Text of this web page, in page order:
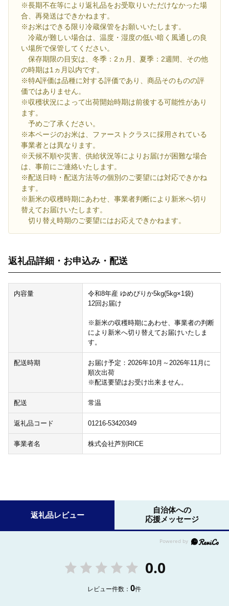
※長期不在等により返礼品をお受取りいただけなかった場
合、再発送はできかねます。
※お米はできる限り冷蔵保管をお願いいたします。
冷蔵が難しい場合は、温度・湿度の低い暗く風通しの良
い場所で保管してください。
保存期限の目安は、冬季：2ヵ月、夏季：2週間、その他
の時期は1ヵ月以内です。
※特A評価は品種に対する評価であり、商品そのものの評
価ではありません。
※収穫状況によって出荷開始時期は前後する可能性があり
ます。
予めご了承ください。
※本ページのお米は、ファーストクラスに採用されている
事業者とは異なります。
※天候不順や災害、供給状況等によりお届けが困難な場合
は、事前にご連絡いたします。
※配送日時・配送方法等の個別のご要望には対応できかね
ます。
※新米の収穫時期にあわせ、事業者判断により新米へ切り
替えてお届けいたします。
切り替え時期のご要望にはお応えできかねます。
返礼品詳細・お申込み・配送
内容量
令和8年産 ゆめぴりか5kg(5kg×1袋)
12回お届け
※新米の収穫時期にあわせ、事業者の判断
により新米へ切り替えてお届けいたしま
す。
配送時期
お届け予定：2026年10月～2026年11月に
順次出荷
※配送要望はお受け出来ません。
配送 常温
返礼品コード 01216-53420349
事業者名 株式会社芦別RICE
返礼品レビュー
自治体への
応援メッセージ
0.0
レビュー件数：0件